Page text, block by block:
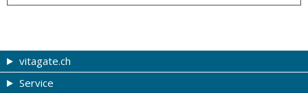
vitagate.ch
Gesund & schön
Service